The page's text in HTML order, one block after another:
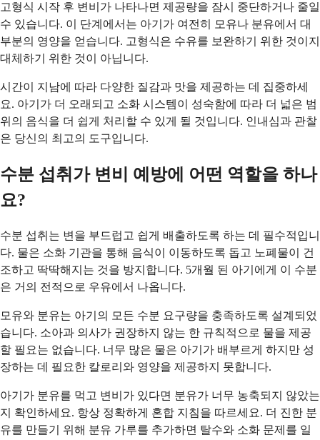
고형식 시작 후 변비가 나타나면 제공량을 잠시 중단하거나 줄일
수 있습니다. 이 단계에서는 아기가 여전히 모유나 분유에서 대
부분의 영양을 얻습니다. 고형식은 수유를 보완하기 위한 것이지
대체하기 위한 것이 아닙니다.
시간이 지남에 따라 다양한 질감과 맛을 제공하는 데 집중하세
요. 아기가 더 오래되고 소화 시스템이 성숙함에 따라 더 넓은 범
위의 음식을 더 쉽게 처리할 수 있게 될 것입니다. 인내심과 관찰
은 당신의 최고의 도구입니다.
수분 섭취가 변비 예방에 어떤 역할을 하나
요?
수분 섭취는 변을 부드럽고 쉽게 배출하도록 하는 데 필수적입니
다. 물은 소화 기관을 통해 음식이 이동하도록 돕고 노폐물이 건
조하고 딱딱해지는 것을 방지합니다. 5개월 된 아기에게 이 수분
은 거의 전적으로 우유에서 나옵니다.
모유와 분유는 아기의 모든 수분 요구량을 충족하도록 설계되었
습니다. 소아과 의사가 권장하지 않는 한 규칙적으로 물을 제공
할 필요는 없습니다. 너무 많은 물은 아기가 배부르게 하지만 성
장하는 데 필요한 칼로리와 영양을 제공하지 못합니다.
아기가 분유를 먹고 변비가 있다면 분유가 너무 농축되지 않았는
지 확인하세요. 항상 정확하게 혼합 지침을 따르세요. 더 진한 분
유를 만들기 위해 분유 가루를 추가하면 탈수와 소화 문제를 일